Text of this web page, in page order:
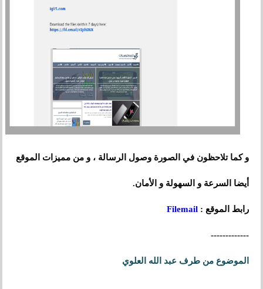
و كما تلاحظون في الصورة وصول الرسالة ، و من مميزات الموقع
أيضا السرعة و السهولة و الأمان.
رابط الموقع :Filemail
-------------
الموضوع من طرف عبد الله العلوي